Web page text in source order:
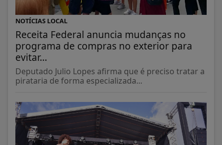
NOTÍCIAS LOCAL
Receita Federal anuncia mudanças no
programa de compras no exterior para
evitar...
Deputado Julio Lopes afirma que é preciso tratar a
pirataria de forma especializada...